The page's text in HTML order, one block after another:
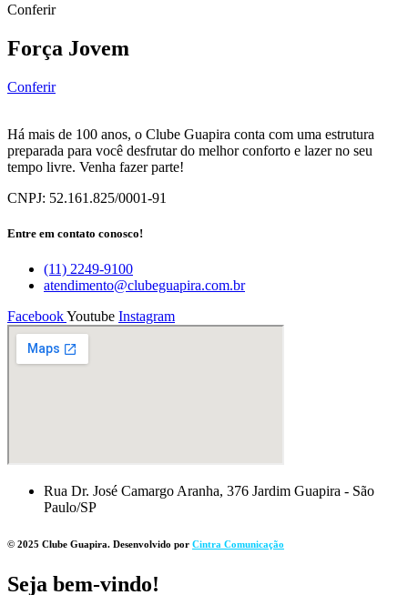
Conferir
Força Jovem
Conferir
Há mais de 100 anos, o Clube Guapira conta com uma estrutura
preparada para você desfrutar do melhor conforto e lazer no seu
tempo livre. Venha fazer parte!
CNPJ: 52.161.825/0001-91
Entre em contato conosco!
(11) 2249-9100
atendimento@clubeguapira.com.br
FacebookYoutube Instagram
Rua Dr. José Camargo Aranha, 376 Jardim Guapira - São
Paulo/SP
© 2025 Clube Guapira. Desenvolvido por Cintra Comunicação
Seja bem-vindo!